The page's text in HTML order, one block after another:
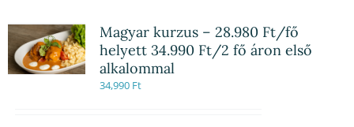
Magyar kurzus – 28.980 Ft/fő
helyett 34.990 Ft/2 fő áron első
alkalommal
34,990 Ft